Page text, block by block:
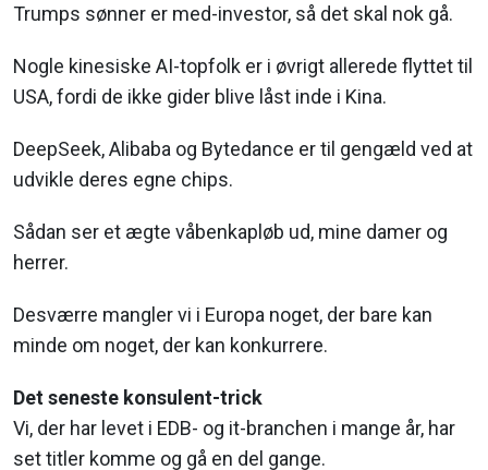
Trumps sønner er med-investor, så det skal nok gå.
Nogle kinesiske AI-topfolk er i øvrigt allerede flyttet til
USA, fordi de ikke gider blive låst inde i Kina.
DeepSeek, Alibaba og Bytedance er til gengæld ved at
udvikle deres egne chips.
Sådan ser et ægte våbenkapløb ud, mine damer og
herrer.
Desværre mangler vi i Europa noget, der bare kan
minde om noget, der kan konkurrere.
Det seneste konsulent-trick
Vi, der har levet i EDB- og it-branchen i mange år, har
set titler komme og gå en del gange.